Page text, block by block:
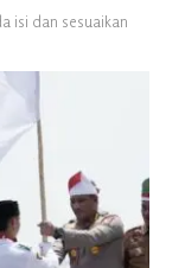
isi dan sesuaikan